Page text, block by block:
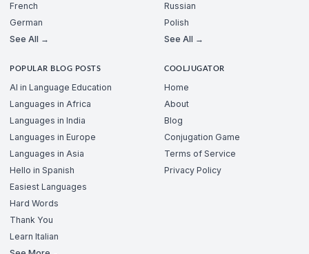
French
German
See All →
Russian
Polish
See All →
POPULAR BLOG POSTS
AI in Language Education
Languages in Africa
Languages in India
Languages in Europe
Languages in Asia
Hello in Spanish
Easiest Languages
Hard Words
Thank You
Learn Italian
COOLJUGATOR
Home
About
Blog
Conjugation Game
Terms of Service
Privacy Policy